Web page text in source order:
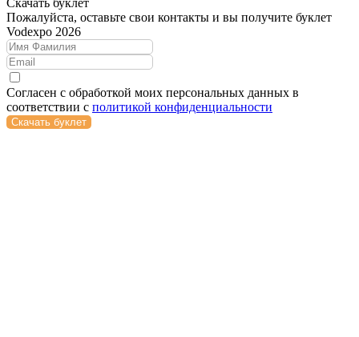
Пожалуйста, оставьте свои контакты и вы получите буклет
Vodexpo 2026
Согласен с обработкой моих персональных данных в
соответствии с политикой конфиденциальности
Скачать буклет